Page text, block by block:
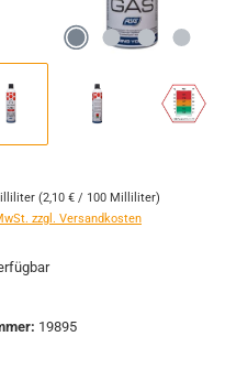
(2,10 € / 100 Milliliter)
zzgl. Versandkosten
19895